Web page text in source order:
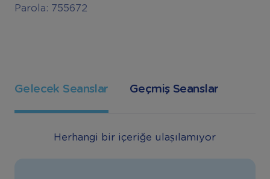
Parola: 755672
Gelecek Seanslar Geçmiş Seanslar
Herhangi bir içeriğe ulaşılamıyor